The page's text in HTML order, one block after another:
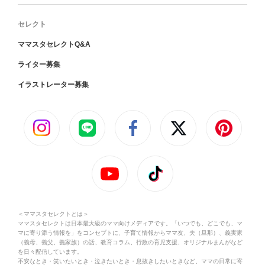
セレクト
ママスタセレクトQ&A
ライター募集
イラストレーター募集
＜ママスタセレクトとは＞
ママスタセレクトは日本最大級のママ向けメディアです。「いつでも、どこでも、マ
マに寄り添う情報を」をコンセプトに、子育て情報からママ友、夫（旦那）、義実家
（義母、義父、義家族）の話、教育コラム、行政の育児支援、オリジナルまんがなど
を日々配信しています。
不安なとき・笑いたいとき・泣きたいとき・息抜きしたいときなど、ママの日常に寄